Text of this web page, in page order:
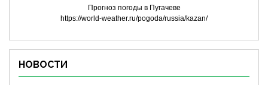
Прогноз погоды в Пугачеве
https://world-weather.ru/pogoda/russia/kazan/
НОВОСТИ